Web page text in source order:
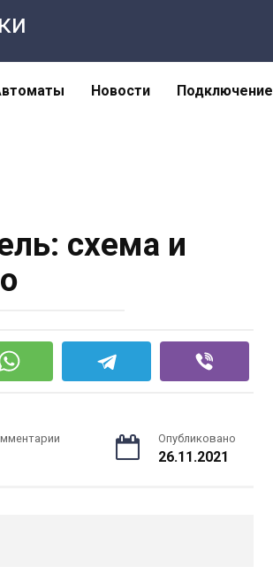
Новости Подключение
схема и
Опубликовано
26.11.2021